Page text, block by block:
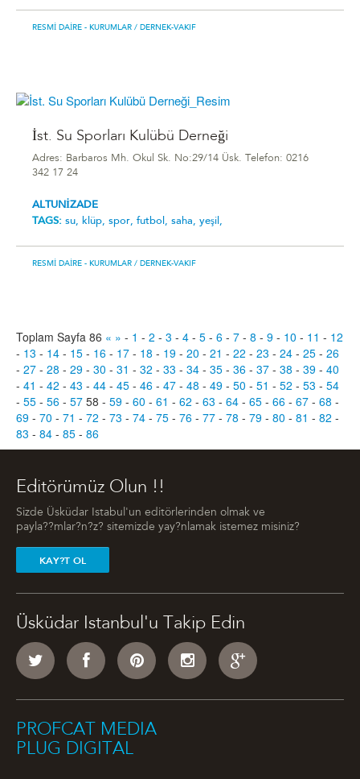
RESMI DAIRE - KURUMLAR / DERNEK-VAKIF
İst. Su Sporları Kulübü Derneği
Adres: Barbaros Mh. Okul Sk. No:29/14 Üsk. Telefon: 0216
342 17 24
ALTUNİZADE
TAGS: su, klüp, spor, futbol, saha, yeşil,
RESMI DAIRE - KURUMLAR / DERNEK-VAKIF
Toplam Sayfa 86 « » - 1 - 2 - 3 - 4 - 5 - 6 - 7 - 8 - 9 - 10 - 11 - 12
- 13 - 14 - 15 - 16 - 17 - 18 - 19 - 20 - 21 - 22 - 23 - 24 - 25 - 26
- 27 - 28 - 29 - 30 - 31 - 32 - 33 - 34 - 35 - 36 - 37 - 38 - 39 - 40
- 41 - 42 - 43 - 44 - 45 - 46 - 47 - 48 - 49 - 50 - 51 - 52 - 53 - 54
- 55 - 56 - 57 58 - 59 - 60 - 61 - 62 - 63 - 64 - 65 - 66 - 67 - 68 -
69 - 70 - 71 - 72 - 73 - 74 - 75 - 76 - 77 - 78 - 79 - 80 - 81 - 82 -
83 - 84 - 85 - 86
Editörümüz Olun !!
Sizde Üsküdar Istabul'un editörlerinden olmak ve
payla??mlar?n?z? sitemizde yay?nlamak istemez misiniz?
KAY?T OL
Üsküdar Istanbul'u Takip Edin
PROFCAT MEDIA
PLUG DIGITAL